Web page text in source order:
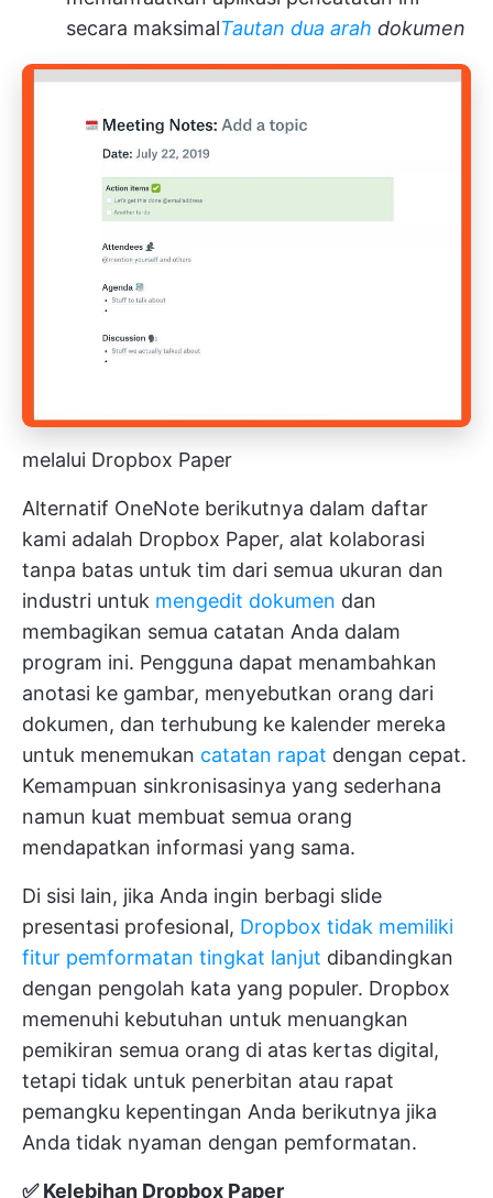
secara maksimalTautan dua arah dokumen
melalui Dropbox Paper
Alternatif OneNote berikutnya dalam daftar
kami adalah Dropbox Paper, alat kolaborasi
tanpa batas untuk tim dari semua ukuran dan
industri untuk mengedit dokumen dan
membagikan semua catatan Anda dalam
program ini. Pengguna dapat menambahkan
anotasi ke gambar, menyebutkan orang dari
dokumen, dan terhubung ke kalender mereka
untuk menemukan catatan rapat dengan cepat.
Kemampuan sinkronisasinya yang sederhana
namun kuat membuat semua orang
mendapatkan informasi yang sama.
Di sisi lain, jika Anda ingin berbagi slide
presentasi profesional, Dropbox tidak memiliki
fitur pemformatan tingkat lanjut dibandingkan
dengan pengolah kata yang populer. Dropbox
memenuhi kebutuhan untuk menuangkan
pemikiran semua orang di atas kertas digital,
tetapi tidak untuk penerbitan atau rapat
pemangku kepentingan Anda berikutnya jika
Anda tidak nyaman dengan pemformatan.
✅ Kelebihan Dropbox Paper